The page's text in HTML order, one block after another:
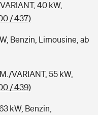
deine Kids
40 kW,
/ 437)
Benzin, Limousine, ab
VARIANT, 55 kW,
/ 439)
kW, Benzin,